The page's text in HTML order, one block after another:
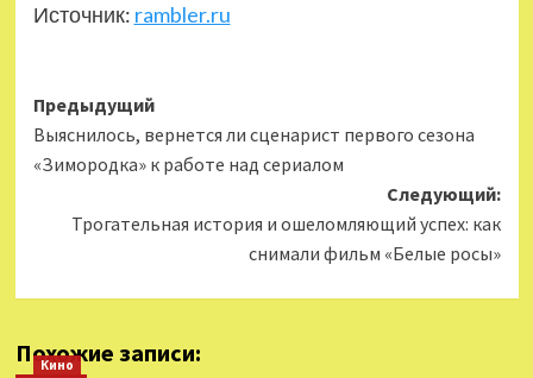
Источник: rambler.ru
Навигация
записи
Предыдущий
Выяснилось, вернется ли сценарист первого сезона
«Зимородка» к работе над сериалом
Следующий:
Трогательная история и ошеломляющий успех: как
снимали фильм «Белые росы»
Похожие записи:
Кино